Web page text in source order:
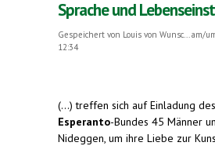
Sprache und
Gespeichert von Louis von Wunsc...
am/
12:34
(...) treffen sich auf Einladung
Esperanto-Bundes 45 Männer
Nideggen, um ihre Liebe zur